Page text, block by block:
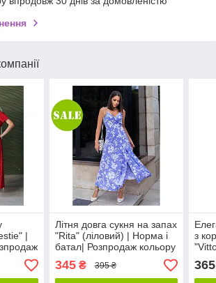
|
Літня довга сукня на запах
"Rita" (ліловий) | Норма і
батал| Розпродаж кольору
345₴ 395 ₴
з
365